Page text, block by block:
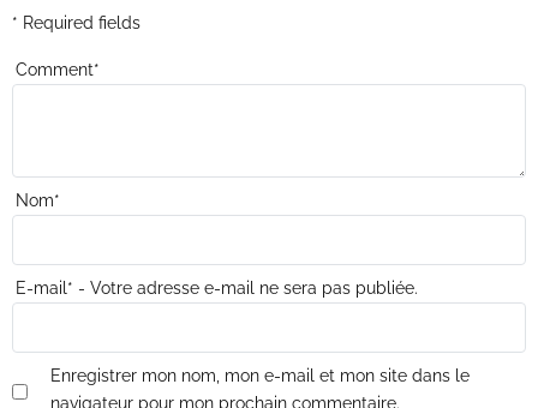
* Required fields
Comment*
Nom*
E-mail * - Votre adresse e-mail ne sera pas publiée.
Enregistrer mon nom, mon e-mail et mon site dans le
navigateur pour mon prochain commentaire.